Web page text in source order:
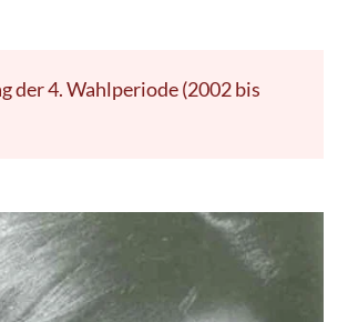
der 4. Wahlperiode (2002 bis